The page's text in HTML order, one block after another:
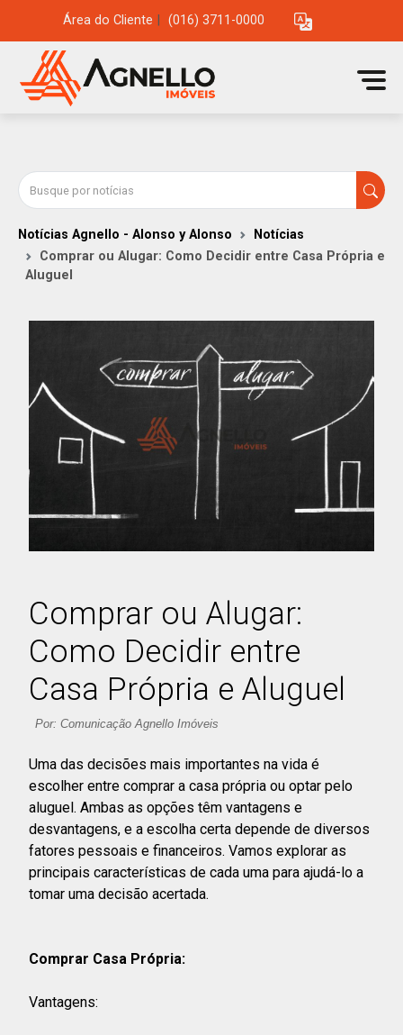
Área do Cliente (016) 3711-0000
Notícias Agnello - Alonso y Alonso
Notícias
Comprar ou Alugar: Como Decidir entre Casa Própria e
Aluguel
Comprar ou Alugar:
Como Decidir entre
Casa Própria e Aluguel
Por: Comunicação Agnello Imóveis
Uma das decisões mais importantes na vida é
escolher entre comprar a casa própria ou optar pelo
aluguel. Ambas as opções têm vantagens e
desvantagens, e a escolha certa depende de diversos
fatores pessoais e financeiros. Vamos explorar as
principais características de cada uma para ajudá-lo a
tomar uma decisão acertada.
Comprar Casa Própria:
Vantagens: